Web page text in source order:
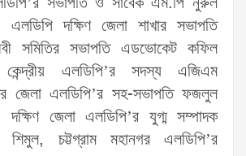
দক্ষিণ জেলা শাখার সভাপতি
সমিতির সভাপতি এডভোকেট কফিল
এলডিপি’র সদস্য এজিএম
জেলা এলডিপি’র সহ-সভাপতি ফজলুল
দক্ষিণ জেলা এলডিপি’র যুগ্ম সম্পাদক
শিমুল, চট্টগ্রাম মহানগর এলডিপি’র